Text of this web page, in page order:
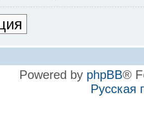
Powered by phpBB®
Русская